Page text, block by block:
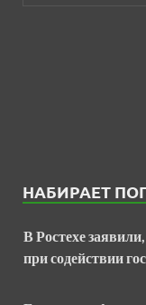
НАБИРАЕТ
В Ростехе
при содействии